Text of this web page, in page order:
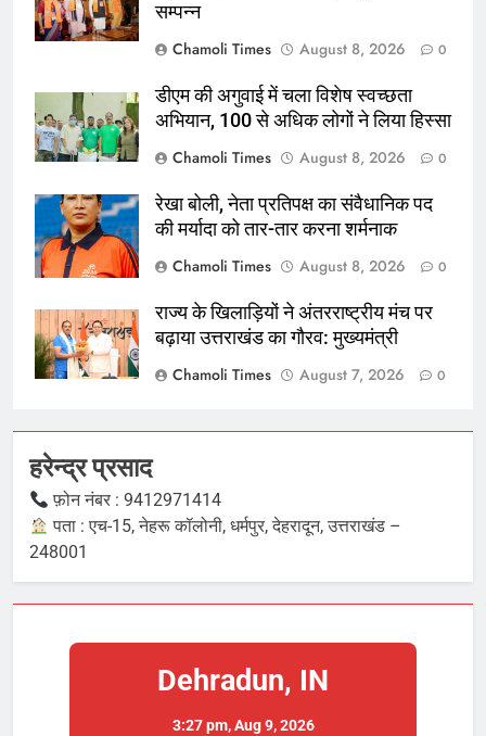
सम्पन्न
Chamoli Times
August 8, 2026 0
डीएम की अगुवाई में चला विशेष स्वच्छता
अभियान, 100 से अधिक लोगों ने लिया हिस्सा
Chamoli Times
August 8, 2026 0
रेखा बोली, नेता प्रतिपक्ष का संवैधानिक पद
की मर्यादा को तार-तार करना शर्मनाक
Chamoli Times
August 8, 2026 0
राज्य के खिलाड़ियों ने अंतरराष्ट्रीय मंच पर
बढ़ाया उत्तराखंड का गौरव: मुख्यमंत्री
Chamoli Times
August 7, 2026 0
हरेन्द्र प्रसाद
फ़ोन नंबर : 9412971414
पता : एच-15, नेहरू कॉलोनी, धर्मपुर, देहरादून, उत्तराखंड –
248001
Dehradun, IN
3:27 pm,Aug 9, 2026